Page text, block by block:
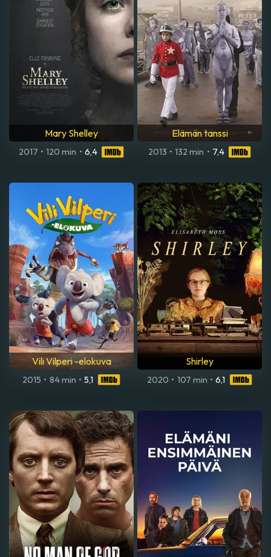
Mary Shelley
2017 • 120 min • 6,4
Elämän tanssi
2013 • 132 min • 7,4
Vili Vilperi -elokuva
2015 • 84 min • 5,1
Shirley
2020 • 107 min • 6,1